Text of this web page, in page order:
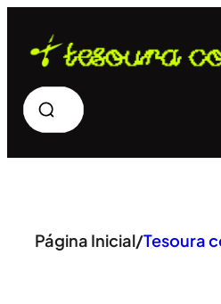
para
conteúdo
Pesquisar
Página Inicial/Tesoura